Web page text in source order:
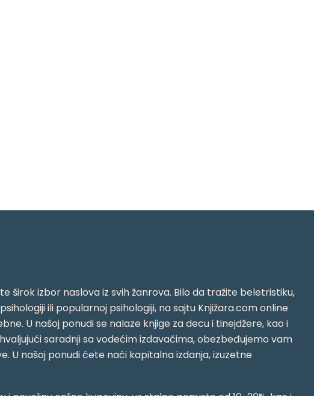
širok izbor naslova iz svih žanrova. Bilo da tražite beletristiku,
ili popularnoj psihologiji, na sajtu Knjižara.com online
U našoj ponudi se nalaze knjige za decu i tinejdžere, kao i
saradnji sa vodećim izdavačima, obezbeđujemo vam
U našoj ponudi ćete naći kapitalna izdanja, izuzetne